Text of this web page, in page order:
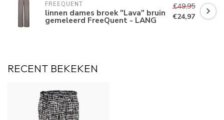
FREEQUENT
linnen dames broek "Lava" bruin
gemeleerd FreeQuent - LANG
€49,95
€24,97
RECENT BEKEKEN